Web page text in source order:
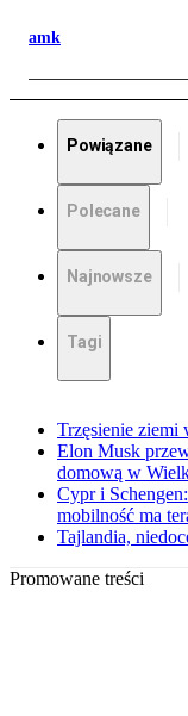
amk
Powiązane
Polecane
Najnowsze
Tagi
Trzęsienie ziemi
Elon Musk
domową w
Cypr i
mobilność ma
Tajlandia,
Promowane treści